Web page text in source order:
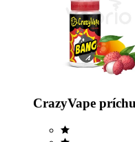
CrazyVape